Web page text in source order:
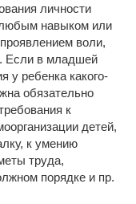
личности
любым навыком или
воли,
Если в младшей
у ребенка какого-
обязательно
к
детей,
к умению
труда,
порядке и пр.